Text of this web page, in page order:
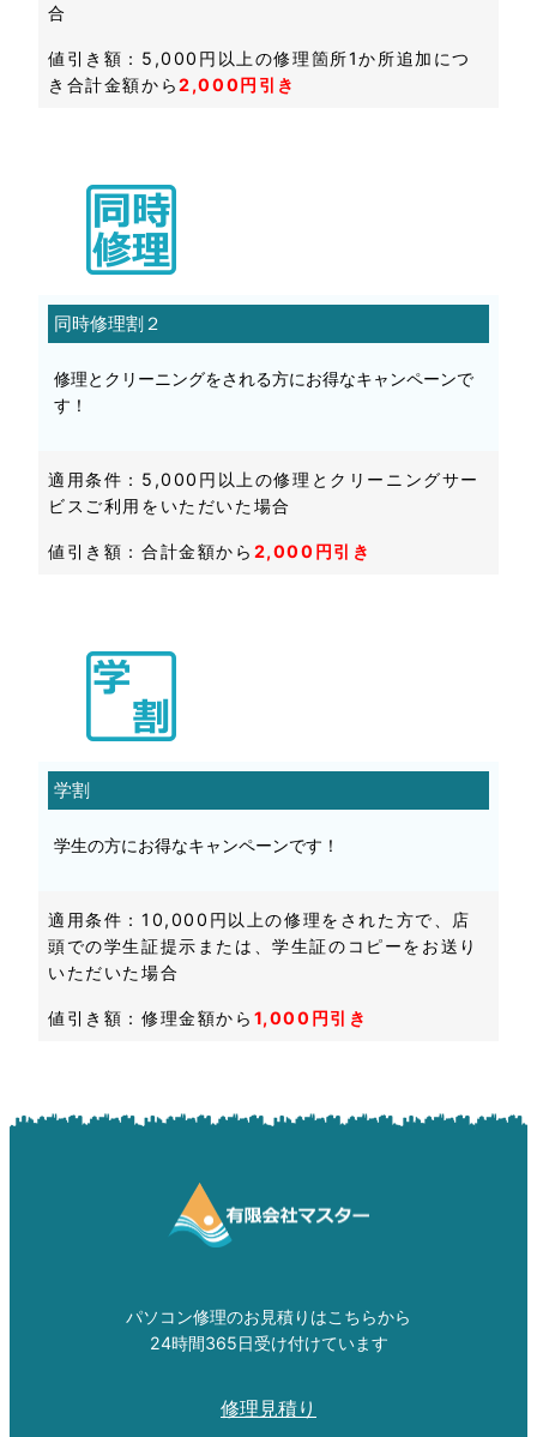
合
値引き額：5,000円以上の修理箇所1か所追加につ
き合計金額から2,000円引き
同時修理割２
修理とクリーニングをされる方にお得なキャンペーンで
す！
適用条件：5,000円以上の修理とクリーニングサー
ビスご利用をいただいた場合
値引き額：合計金額から 2,000円引き
学割
学生の方にお得なキャンペーンです！
適用条件：10,000円以上の修理をされた方で、店
頭での学生証提示または、学生証のコピーをお送り
いただいた場合
値引き額：修理金額から 1,000円引き
パソコン修理のお見積りはこちらから
24時間365日受け付けています
修理見積り